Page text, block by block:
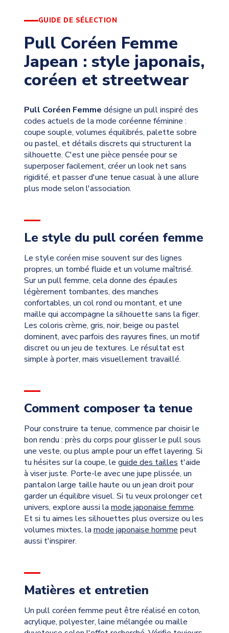
GUIDE DE SÉLECTION
Pull Coréen Femme
Japean : style japonais,
coréen et streetwear
Pull Coréen Femme désigne un pull inspiré des
codes actuels de la mode coréenne féminine :
coupe souple, volumes équilibrés, palette sobre
ou pastel, et détails discrets qui structurent la
silhouette. C'est une pièce pensée pour se
superposer facilement, créer un look net sans
rigidité, et passer d'une tenue casual à une allure
plus mode selon l'association.
Le style du pull coréen femme
Le style coréen mise souvent sur des lignes
propres, un tombé fluide et un volume maîtrisé.
Sur un pull femme, cela donne des épaules
légèrement tombantes, des manches
confortables, un col rond ou montant, et une
maille qui accompagne la silhouette sans la figer.
Les coloris crème, gris, noir, beige ou pastel
dominent, avec parfois des rayures fines, un motif
discret ou un jeu de textures. Le résultat est
simple à porter, mais visuellement travaillé.
Comment composer ta tenue
Pour construire ta tenue, commence par choisir le
bon rendu : près du corps pour glisser le pull sous
une veste, ou plus ample pour un effet layering. Si
tu hésites sur la coupe, le guide des tailles t'aide
à viser juste. Porte-le avec une jupe plissée, un
pantalon large taille haute ou un jean droit pour
garder un équilibre visuel. Si tu veux prolonger cet
univers, explore aussi la mode japonaise femme.
Et si tu aimes les silhouettes plus oversize ou les
volumes mixtes, la mode japonaise homme peut
aussi t'inspirer.
Matières et entretien
Un pull coréen femme peut être réalisé en coton,
acrylique, polyester, laine mélangée ou maille